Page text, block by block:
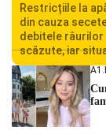
Restricțiile la
din cauza
debitele râurilor
scăzute, iar
Centralei
cu una dintre
hidrologic din